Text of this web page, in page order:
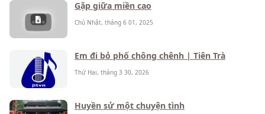
Gặp giữa miền cao
Chủ Nhật, tháng 6 01, 2025
Em đi bỏ phố chông chênh | Tiên Trà
Thứ Hai, tháng 3 30, 2026
Huyền sử một chuyện tình